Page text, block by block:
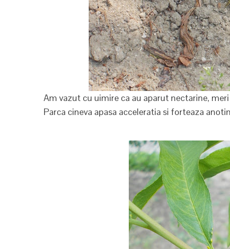
Am vazut cu uimire ca au aparut nectarine,
Parca cineva apasa acceleratia si forteaza